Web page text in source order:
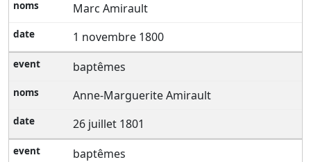
Marc Amirault
1 novembre 1800
baptêmes
Anne-Marguerite Amirault
26 juillet 1801
baptêmes